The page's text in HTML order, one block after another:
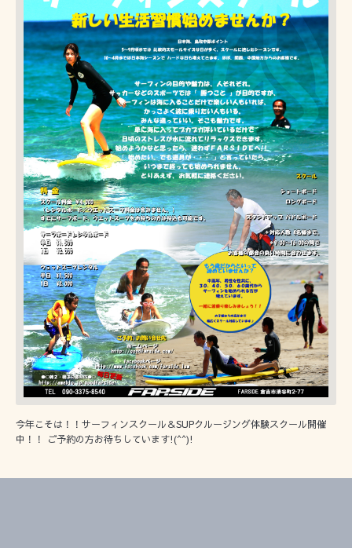
今年こそは！！サーフィンスクール＆SUPクルージング体験スクール開催
中！！ ご予約の方お待ちしています!(^^)!